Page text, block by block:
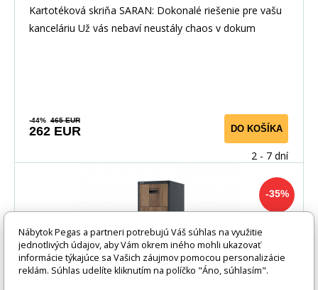
Kartotéková skriňa SARAN: Dokonalé riešenie pre vašu
kanceláriu Už vás nebaví neustály chaos v dokum
-44% 465 EUR
262 EUR DO KOŠÍKA
2 - 7 dní
-35%
Nábytok Pegas a partneri potrebujú Váš súhlas na využitie
jednotlivých údajov, aby Vám okrem iného mohli ukazovať
informácie týkajúce sa Vašich záujmov pomocou personalizácie
reklám. Súhlas udelíte kliknutím na políčko "Áno, súhlasím".